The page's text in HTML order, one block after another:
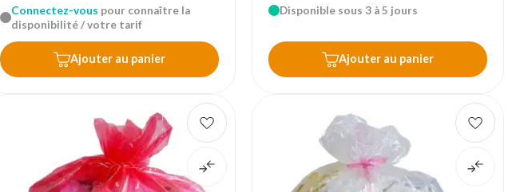
Connectez-vous pour connaître la
disponibilité / votre tarif
Ajouter au panier
Disponible sous 3 à 5 jours
Ajouter au panier